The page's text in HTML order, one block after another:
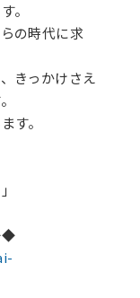
。
の時代に求
きっかけさえ
す。
」